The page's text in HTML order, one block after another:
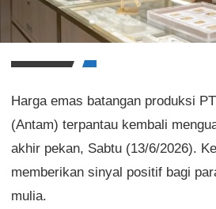
Harga emas batangan produksi
(Antam) terpantau kembali
akhir pekan, Sabtu (13/6/2026).
memberikan sinyal positif bagi
mulia.